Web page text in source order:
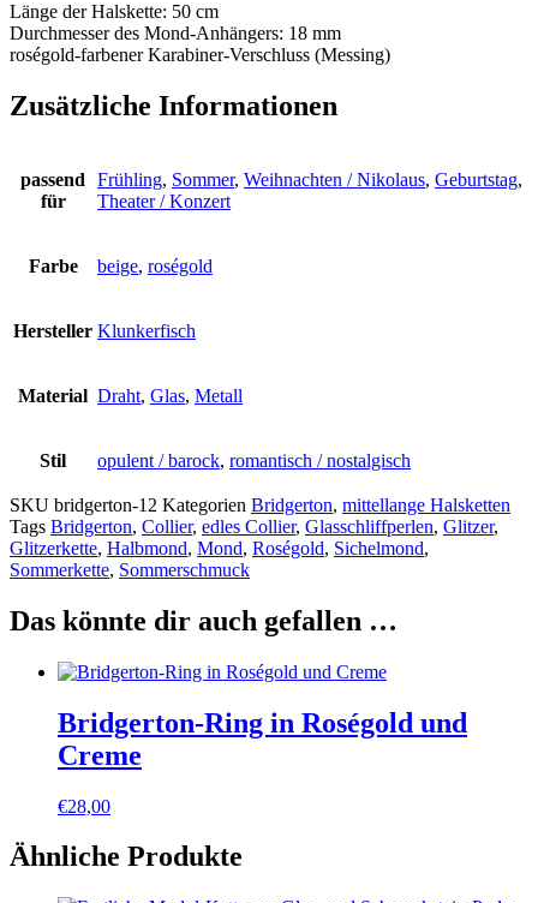
Länge der Halskette: 50 cm
Durchmesser des Mond-Anhängers: 18 mm
roségold-farbener Karabiner-Verschluss (Messing)
Zusätzliche Informationen
passend
für
Frühling, Sommer, Weihnachten / Nikolaus, Geburtstag,
Theater / Konzert
Farbe beige, roségold
Hersteller Klunkerfisch
Material Draht, Glas, Metall
Stil opulent / barock, romantisch / nostalgisch
SKU bridgerton-12 Kategorien Bridgerton, mittellange Halsketten
Tags Bridgerton, Collier, edles Collier, Glasschliffperlen, Glitzer,
Glitzerkette, Halbmond, Mond, Roségold, Sichelmond,
Sommerkette, Sommerschmuck
Das könnte dir auch gefallen …
Bridgerton-Ring in Roségold und
Creme
€28,00
Ähnliche Produkte